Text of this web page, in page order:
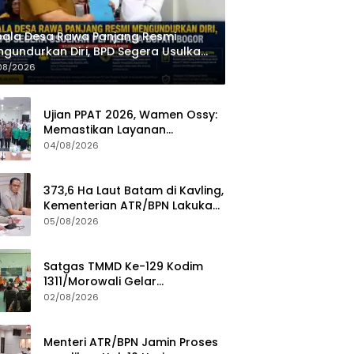
Desa Rawa Panjang Resmi
Diri, BPD Segera Usulkan
kepada Bupati Bogor
2026
Ujian PPAT 2026, Wamen Ossy:
Memastikan Layanan
Pertanahan dari PPAT yang
04/08/2026
373,6 Ha Laut Batam di Kavling,
Kementerian ATR/BPN Lakukan
Investigasi
05/08/2026
Satgas TMMD Ke-129 Kodim
1311/Morowali Gelar
Penyuluhan Mitigasi Bencana
02/08/2026
Menteri ATR/BPN Jamin Proses